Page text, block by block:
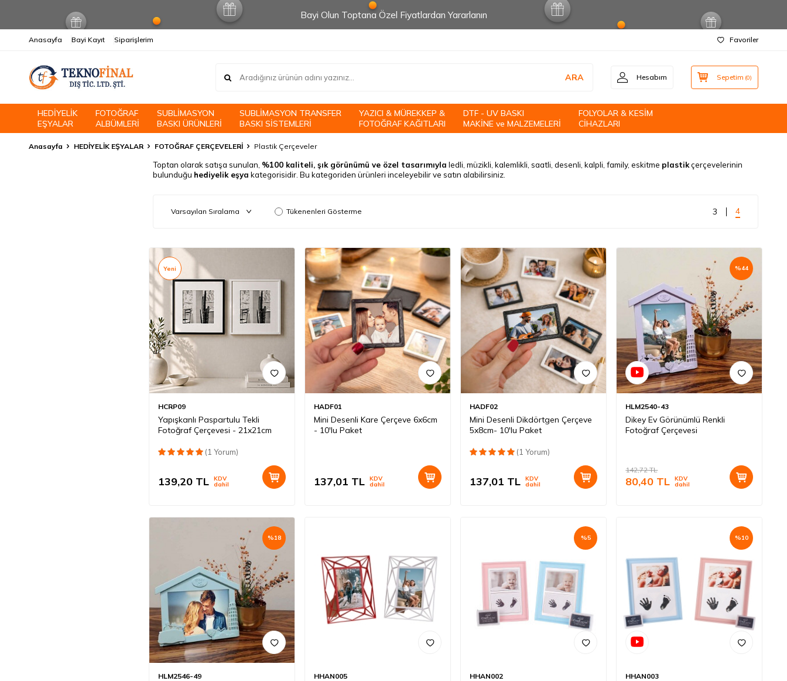
Bayi Olun Toptana Özel Fiyatlardan Yararlanın
Anasayfa Bayi Kayıt Siparişlerim Favoriler
ARA Hesabım Sepetim (0)
HEDİYELİK
EŞYALAR
FOTOĞRAF
ALBÜMLERİ
SUBLİMASYON
BASKI ÜRÜNLERİ
SUBLİMASYON TRANSFER
BASKI SİSTEMLERİ
YAZICI & MÜREKKEP &
FOTOĞRAF KAĞITLARI
DTF - UV BASKI
MAKİNE ve MALZEMELERİ
FOLYOLAR & KESİM
CİHAZLARI
Anasayfa HEDİYELİK EŞYALAR FOTOĞRAF ÇERÇEVELERİ Plastik Çerçeveler
Toptan olarak satışa sunulan, %100 kaliteli, şık görünümü ve özel tasarımıyla ledli, müzikli, kalemlikli, saatli, desenli, kalpli, family, eskitme plastikçerçevelerinin
bulunduğu hediyelik eşya kategorisidir. Bu kategoriden ürünleri inceleyebilir ve satın alabilirsiniz.
Tükenenleri Gösterme 3 4
Yeni
HCRP09
Yapışkanlı Paspartulu Tekli
Fotoğraf Çerçevesi - 21x21cm
(1 Yorum)
139,20 TL KDV
dahil
HADF01
Mini Desenli Kare Çerçeve 6x6cm
- 10'lu Paket
137,01 TL KDV
dahil
HADF02
Mini Desenli Dikdörtgen Çerçeve
5x8cm- 10'lu Paket
(1 Yorum)
137,01 TL KDV
dahil
%44
HLM2540-43
Dikey Ev Görünümlü Renkli
Fotoğraf Çerçevesi
142,72TL
80,40 TL KDV
dahil
%18
HLM2546-49 HHAN005
%5
HHAN002
%10
HHAN003